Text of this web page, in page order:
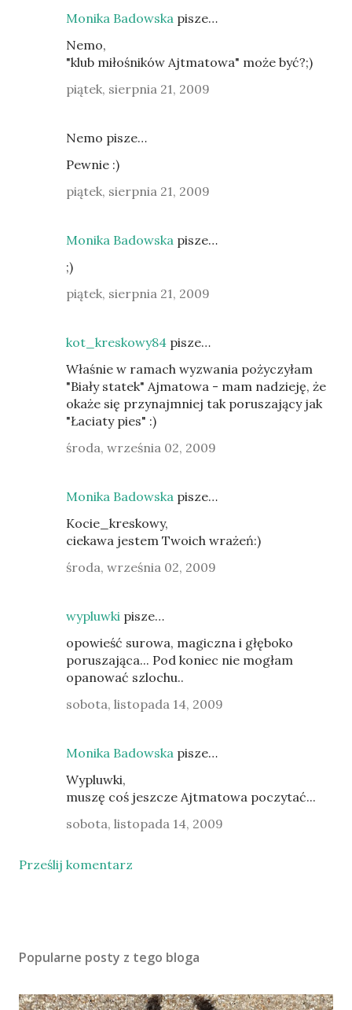
Monika Badowska pisze…
Nemo,
"klub miłośników Ajtmatowa" może być?;)
piątek, sierpnia 21, 2009
Nemo pisze…
Pewnie :)
piątek, sierpnia 21, 2009
Monika Badowska pisze…
;)
piątek, sierpnia 21, 2009
kot_kreskowy84 pisze…
Właśnie w ramach wyzwania pożyczyłam
"Biały statek" Ajmatowa - mam nadzieję, że
okaże się przynajmniej tak poruszający jak
"Łaciaty pies" :)
środa, września 02, 2009
Monika Badowska pisze…
Kocie_kreskowy,
ciekawa jestem Twoich wrażeń:)
środa, września 02, 2009
wypluwki pisze…
opowieść surowa, magiczna i głęboko
poruszająca... Pod koniec nie mogłam
opanować szlochu..
sobota, listopada 14, 2009
Monika Badowska pisze…
Wypluwki,
muszę coś jeszcze Ajtmatowa poczytać...
sobota, listopada 14, 2009
Prześlij komentarz
Popularne posty z tego bloga